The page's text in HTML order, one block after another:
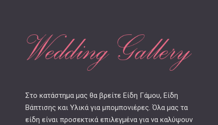
Στο κατάστημα μας θα βρείτε Είδη Γάμου, Είδη
Βάπτισης και Υλικά για μπομπονιέρες. Όλα μας τα
είδη είναι προσεκτικά επιλεγμένα για να καλύψουν